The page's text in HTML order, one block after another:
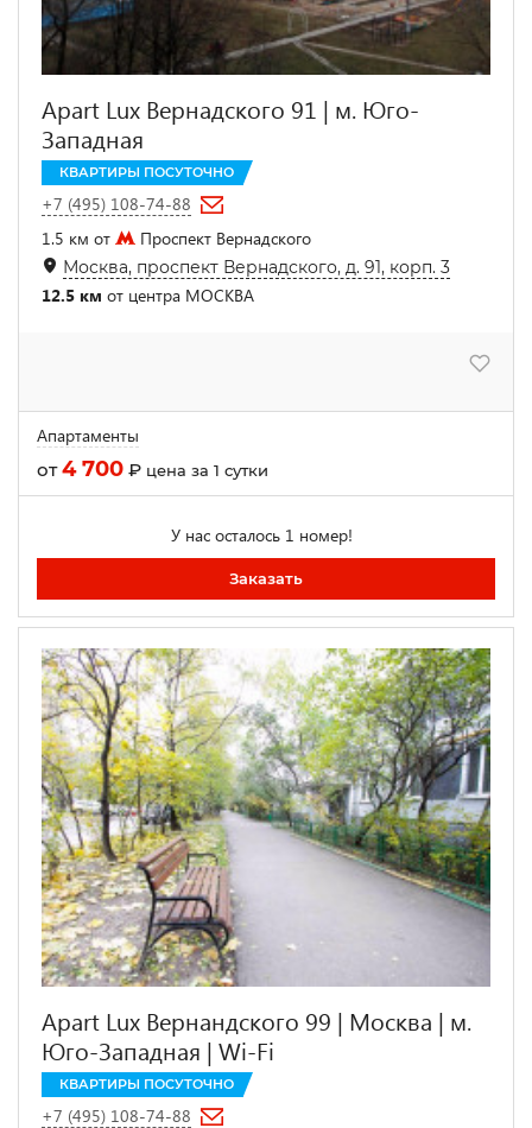
Apart Lux Вернадского 91 | м. Юго-
Западная
КВАРТИРЫ ПОСУТОЧНО
+7 (495) 108-74-88
1.5 км от
Проспект Вернадского
Москва, проспект Вернадского, д. 91, корп. 3
12.5 км от центра МОСКВА
Апартаменты
от4 700 ₽ цена за 1 сутки
У нас осталось 1 номер!
Заказать
Apart Lux Вернандского 99 | Москва | м.
Юго-Западная | Wi-Fi
КВАРТИРЫ ПОСУТОЧНО
+7 (495) 108-74-88